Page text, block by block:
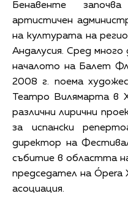
Бенавенте
артистичен
на културата на
Андалусия. Сред
началото на Балет
2008 г. поема
Театро Вилямарта в
различни лирични
за испански
директор на
събитие в областта
председател на Ópera
асоциация.